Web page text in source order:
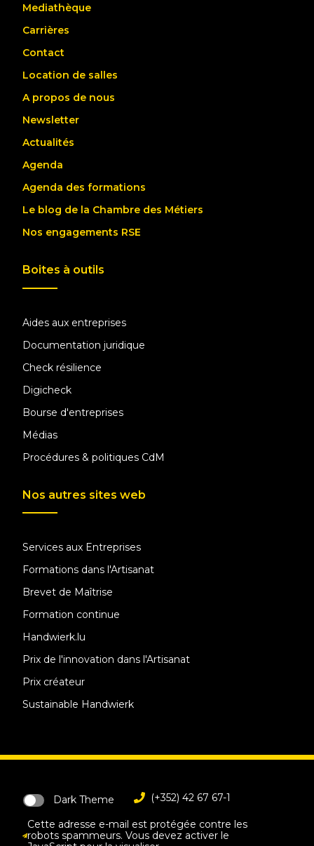
Mediathèque
Carrières
Contact
Location de salles
A propos de nous
Newsletter
Actualités
Agenda
Agenda des formations
Le blog de la Chambre des Métiers
Nos engagements RSE
Boites à outils
Aides aux entreprises
Documentation juridique
Check résilience
Digicheck
Bourse d'entreprises
Médias
Procédures & politiques CdM
Nos autres sites web
Services aux Entreprises
Formations dans l'Artisanat
Brevet de Maîtrise
Formation continue
Handwierk.lu
Prix de l'innovation dans l'Artisanat
Prix créateur
Sustainable Handwierk
Dark Theme (+352) 42 67 67-1
Cette adresse e-mail est protégée contre les
robots spammeurs. Vous devez activer le